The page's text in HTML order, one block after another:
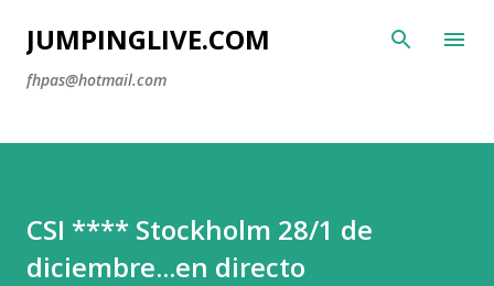
Ir al contenido principal
JUMPINGLIVE.COM
fhpas@hotmail.com
CSI **** Stockholm 28/1 de
diciembre...en directo